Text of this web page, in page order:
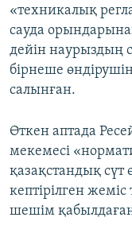
«техникалық
сауда
дейін наурыздың
бірнеше
салынған.
Өткен аптада
мекемесі
қазақстандық сүт
кептірілген
шешім